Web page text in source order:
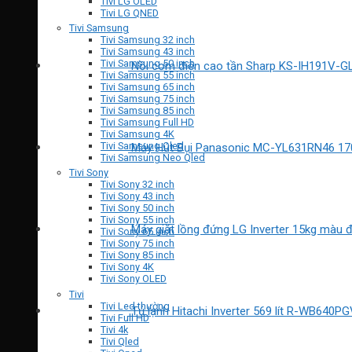
Tivi LG QNED
Tivi Samsung
Tivi Samsung 32 inch
Tivi Samsung 43 inch
Tivi Samsung 50 inch
Tivi Samsung 55 inch
Tivi Samsung 65 inch
Tivi Samsung 75 inch
Tivi Samsung 85 inch
Tivi Samsung Full HD
Tivi Samsung 4K
Tivi Samsung Qled
Tivi Samsung Neo Qled
Tivi Sony
Tivi Sony 32 inch
Tivi Sony 43 inch
Tivi Sony 50 inch
Tivi Sony 55 inch
Tivi Sony 65 inch
Tivi Sony 75 inch
Tivi Sony 85 inch
Tivi Sony 4K
Tivi Sony OLED
Tivi
Tivi Led thường
Tivi Full HD
Tivi 4k
Tivi Qled
Nồi cơm điện cao tần Sharp KS-IH191V-
Máy Hút Bụi Panasonic MC-YL631RN46
Máy giặt lồng đứng LG Inverter 15kg màu
Tủ lạnh Hitachi Inverter 569 lít R-